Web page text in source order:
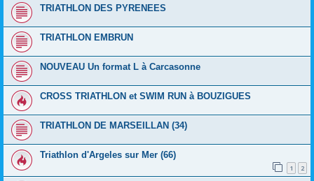
TRIATHLON DES PYRENEES
TRIATHLON EMBRUN
NOUVEAU Un format L à Carcasonne
CROSS TRIATHLON et SWIM RUN à BOUZIGUES
TRIATHLON DE MARSEILLAN (34)
Triathlon d'Argeles sur Mer (66)
1 2